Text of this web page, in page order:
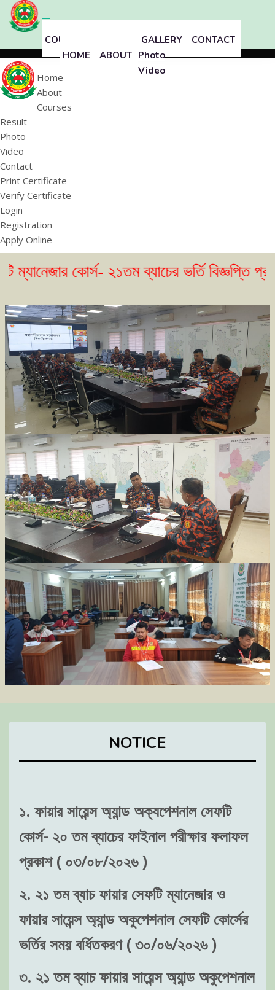
CONTACT
GALLERY
Photo
Video
COURSES
ABOUT
HOME
Home
About
Courses
Result
Photo
Video
Contact
Print Certificate
Verify Certificate
Login
Registration
Apply Online
কোর্স- ২১তম ব্যাচের ভর্তি বিজ্ঞপ্তি প্রকাশ। (
NOTICE
১. ফায়ার সায়েন্স অ্যান্ড অক্যপেশনাল সেফটি
কোর্স- ২০ তম ব্যাচের ফাইনাল পরীক্ষার ফলাফল
প্রকাশ ( ০৩/০৮/২০২৬ )
২. ২১ তম ব্যাচ ফায়ার সেফটি ম্যানেজার ও
ফায়ার সায়েন্স অ্যান্ড অকুপেশনাল সেফটি কোর্সের
ভর্তির সময় বর্ধিতকরণ ( ৩০/০৬/২০২৬ )
৩. ২১ তম ব্যাচ ফায়ার সায়েন্স অ্যান্ড অকুপেশনাল